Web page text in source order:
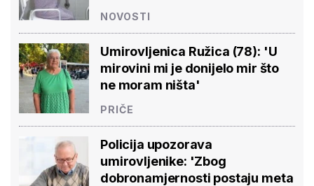
NOVOSTI
Umirovljenica Ružica (78): 'U
mirovini mi je donijelo mir što
ne moram ništa'
PRIČE
Policija upozorava
umirovljenike: 'Zbog
dobronamjernosti postaju meta